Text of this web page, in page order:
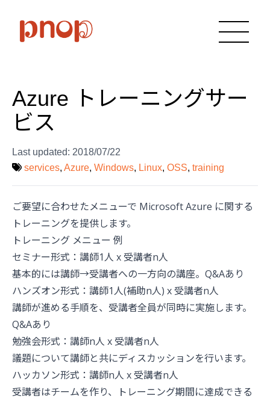
Azure トレーニングサー
ビス
Last updated: 2018/07/22
services, Azure, Windows, Linux, OSS, training
ご要望に合わせたメニューで Microsoft Azure に関する
トレーニングを提供します。
トレーニング メニュー 例
セミナー形式：講師1人 x 受講者n人
基本的には講師→受講者への一方向の講座。Q&Aあり
ハンズオン形式：講師1人(補助n人) x 受講者n人
講師が進める手順を、受講者全員が同時に実施します。
Q&Aあり
勉強会形式：講師n人 x 受講者n人
議題について講師と共にディスカッションを行います。
ハッカソン形式：講師n人 x 受講者n人
受講者はチームを作り、トレーニング期間に達成できる